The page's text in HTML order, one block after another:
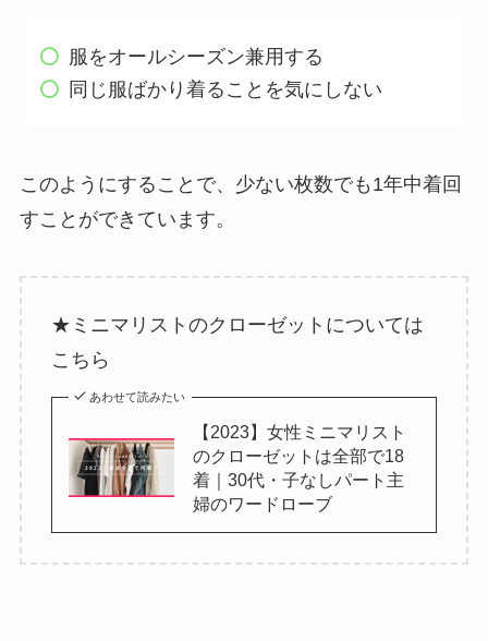
服をオールシーズン兼用する
同じ服ばかり着ることを気にしない
このようにすることで、少ない枚数でも1年中着回
すことができています。
★ミニマリストのクローゼットについては
こちら
あわせて読みたい
【2023】女性ミニマリスト
のクローゼットは全部で18
着｜30代・子なしパート主
婦のワードローブ